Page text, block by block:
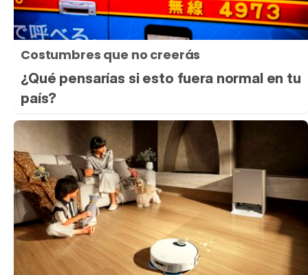
Costumbres que no creerás
¿Qué pensarías si esto fuera normal en tu
país?